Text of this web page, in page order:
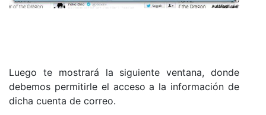
Luego te mostrará la siguiente ventana, donde
debemos permitirle el acceso a la información de
dicha cuenta de correo.